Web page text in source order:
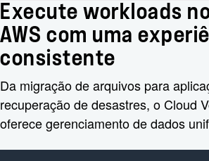
Execute workloads
AWS com uma
consistente
Da migração de arquivos para
recuperação de desastres, o Cloud
oferece gerenciamento de dados